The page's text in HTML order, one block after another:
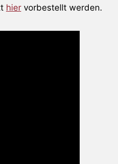
hier vorbestellt werden.